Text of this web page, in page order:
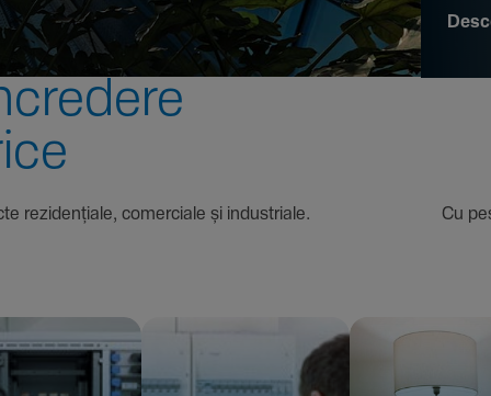
rezi­den­țiale, comer­ciale și indus­triale. Cu peste